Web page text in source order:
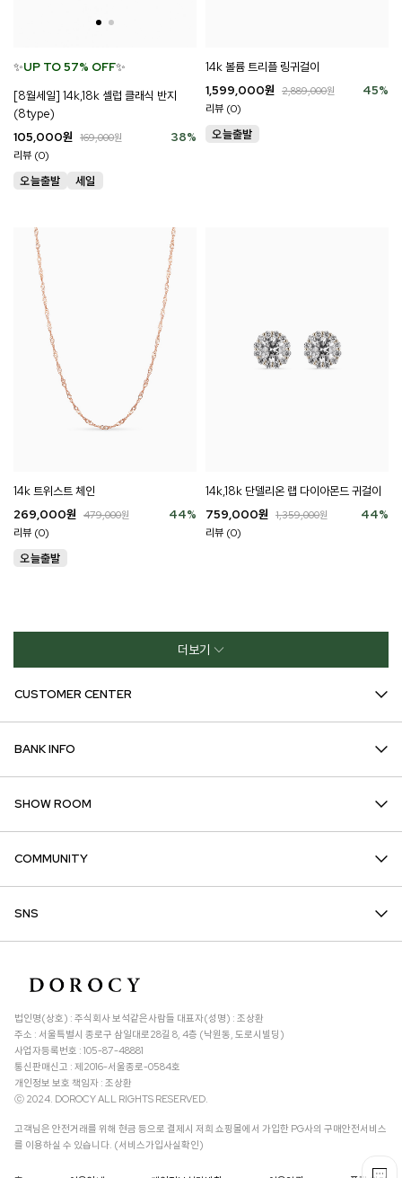
✨UP TO 57% OFF✨
[8월세일] 14k,18k 셀럽 클래식 반지
(8type)
38%
105,000원 169,000원
리뷰 (0)
14k 볼륨 트리플 링귀걸이
45%
1,599,000원 2,889,000원
리뷰 (0)
14k 트위스트 체인
44%
269,000원 479,000원
리뷰 (0)
14k,18k 단델리온 랩 다이아몬드 귀걸이
44%
759,000원 1,359,000원
리뷰 (0)
더보기
CUSTOMER CENTER
BANK INFO
SHOW ROOM
COMMUNITY
SNS
법인명(상호) : 주식회사 보석같은사람들 대표자(성명) : 조상환
주소 : 서울특별시 종로구 삼일대로28길 8, 4층 (낙원동, 도로시빌딩)
사업자등록번호 : 105-87-48881
통신판매신고 : 제2016-서울종로-0584호
개인정보 보호 책임자 : 조상환
ⓒ 2024. DOROCY ALL RIGHTS RESERVED.
고객님은 안전거래를 위해 현금 등으로 결제시 저희 쇼핑몰에서 가입한 PG사의 구매안전서비스
를 이용하실 수 있습니다. (서비스가입사실확인)